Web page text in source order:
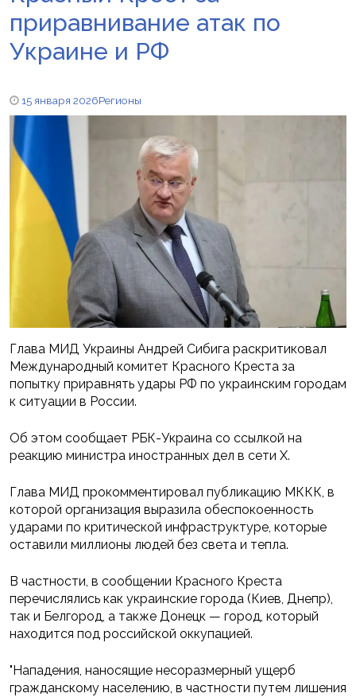
приравнивание атак по
Украине и РФ
15 января 2026Регионы
Глава МИД Украины Андрей Сибига раскритиковал
Международный комитет Красного Креста за
попытку приравнять удары РФ по украинским городам
к ситуации в России.
Об этом сообщает РБК-Украина со ссылкой на
реакцию министра иностранных дел в сети X.
Глава МИД прокомментировал публикацию МККК, в
которой организация выразила обеспокоенность
ударами по критической инфраструктуре, которые
оставили миллионы людей без света и тепла.
В частности, в сообщении Красного Креста
перечислялись как украинские города (Киев, Днепр),
так и Белгород, а также Донецк — город, который
находится под российской оккупацией.
"Нападения, наносящие несоразмерный ущерб
гражданскому населению, в частности путем лишения